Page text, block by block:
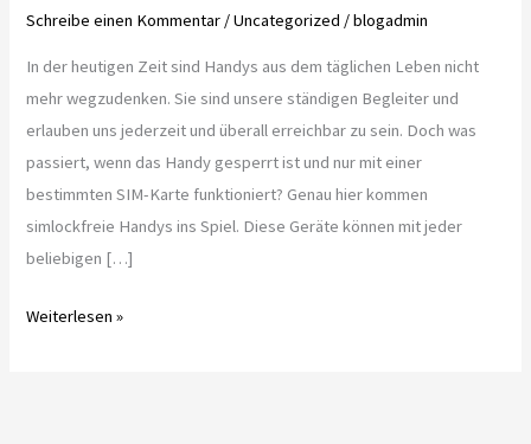
Schreibe einen Kommentar /Uncategorized /blogadmin
In der heutigen Zeit sind Handys aus dem täglichen Leben nicht
mehr wegzudenken. Sie sind unsere ständigen Begleiter und
erlauben uns jederzeit und überall erreichbar zu sein. Doch was
passiert, wenn das Handy gesperrt ist und nur mit einer
bestimmten SIM-Karte funktioniert? Genau hier kommen
simlockfreie Handys ins Spiel. Diese Geräte können mit jeder
beliebigen […]
Simlockfreie
Weiterlesen »